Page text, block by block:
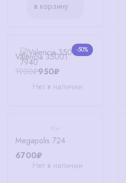
в корзину
-50%
Valencia 35001
1900₽950₽
Нет в наличии
Megapolis 724
6700₽
Нет в наличии